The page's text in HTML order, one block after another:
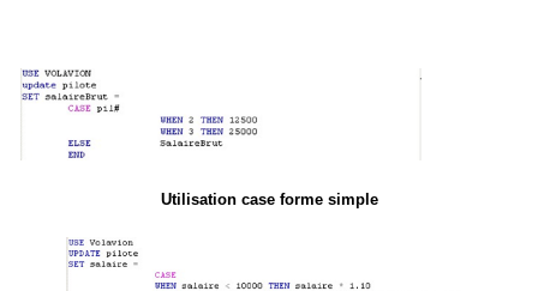
Utilisation case forme simple